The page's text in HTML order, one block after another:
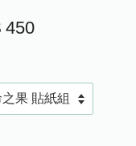
450